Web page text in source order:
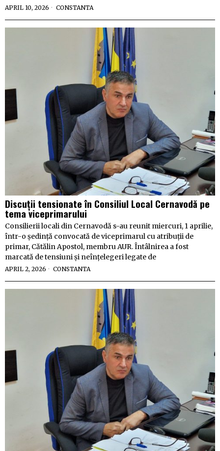
APRIL 10, 2026 CONSTANTA
Discuții tensionate în Consiliul Local Cernavodă pe
tema viceprimarului
Consilierii locali din Cernavodă s-au reunit miercuri, 1 aprilie,
într-o ședință convocată de viceprimarul cu atribuții de
primar, Cătălin Apostol, membru AUR. Întâlnirea a fost
marcată de tensiuni și neînțelegeri legate de
APRIL 2, 2026 CONSTANTA